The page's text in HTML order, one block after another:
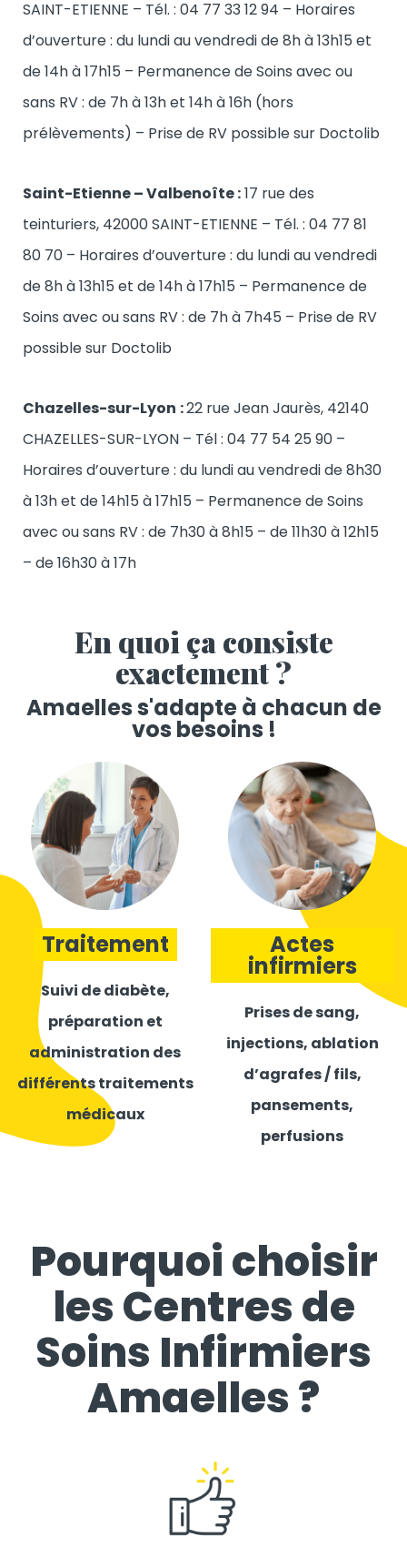
SAINT-ETIENNE – Tél. : 04 77 33 12 94 – Horaires
d’ouverture : du lundi au vendredi de 8h à 13h15 et
de 14h à 17h15 – Permanence de Soins avec ou
sans RV : de 7h à 13h et 14h à 16h (hors
prélèvements) – Prise de RV possible sur Doctolib
Saint-Etienne – Valbenoîte :17 rue des
teinturiers, 42000 SAINT-ETIENNE – Tél. : 04 77 81
80 70 – Horaires d’ouverture : du lundi au vendredi
de 8h à 13h15 et de 14h à 17h15 – Permanence de
Soins avec ou sans RV : de 7h à 7h45 – Prise de RV
possible sur Doctolib
Chazelles-sur-Lyon :22 rue Jean Jaurès, 42140
CHAZELLES-SUR-LYON – Tél : 04 77 54 25 90 –
Horaires d’ouverture : du lundi au vendredi de 8h30
à 13h et de 14h15 à 17h15 – Permanence de Soins
avec ou sans RV : de 7h30 à 8h15 – de 11h30 à 12h15
– de 16h30 à 17h
En quoi ça consiste
exactement ?
Amaelles s'adapte à chacun de
vos besoins !
Traitement
Suivi de diabète,
préparation et
administration des
différents traitements
médicaux
Actes
infirmiers
Prises de sang,
injections, ablation
d’agrafes / fils,
pansements,
perfusions
Pourquoi choisir
les Centres de
Soins Infirmiers
Amaelles ?